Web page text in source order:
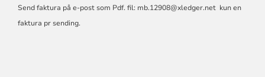
Send faktura på e-post som Pdf. fil: mb.12908@xledger.netkun en
faktura pr sending.